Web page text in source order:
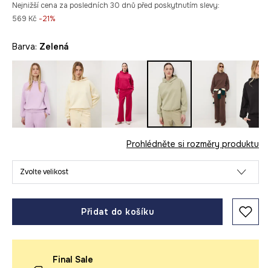
Nejnižší cena za posledních 30 dnů před poskytnutím slevy:
569 Kč -21%
Barva: zelená
Prohlédněte si rozměry produktu
Zvolte velikost
Přidat do košíku
Final Sale